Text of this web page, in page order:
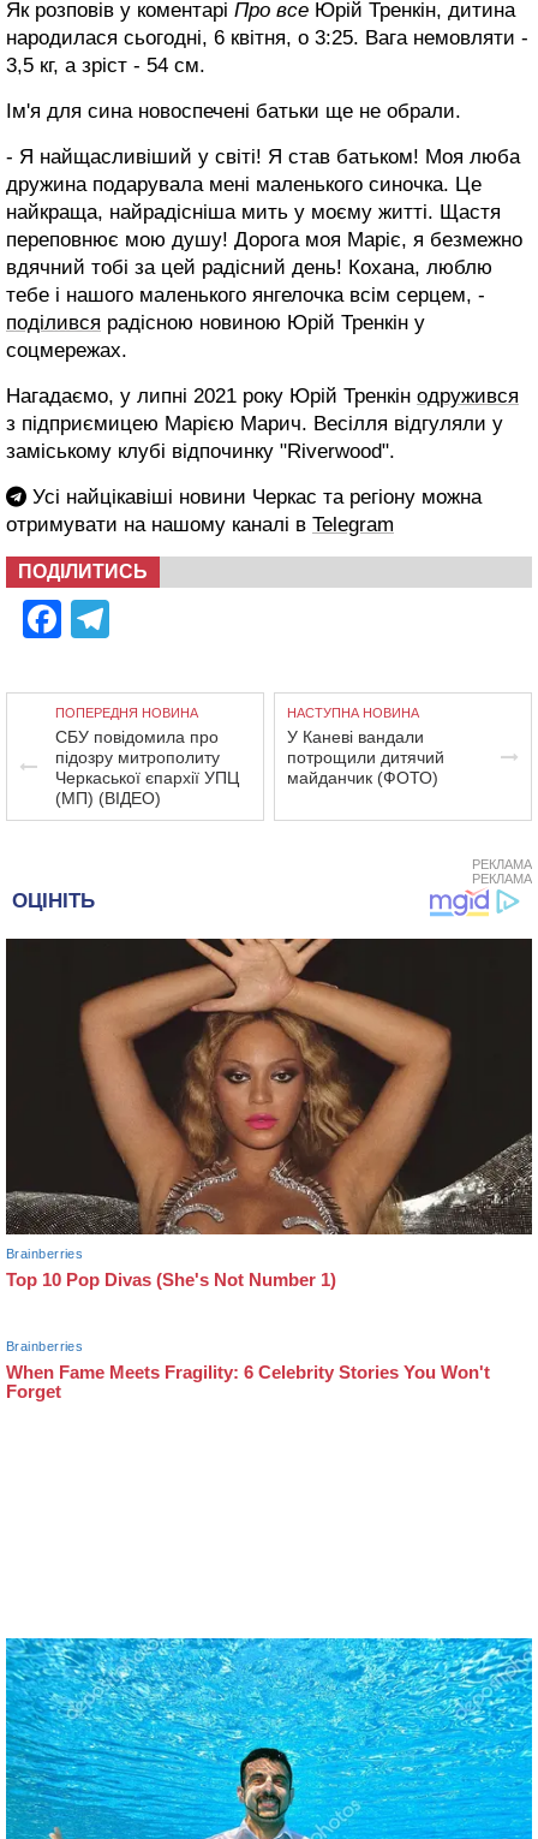
Як розповів у коментарі Про все Юрій Тренкін, дитина
народилася сьогодні, 6 квітня, о 3:25. Вага немовляти -
3,5 кг, а зріст - 54 см.
Ім'я для сина новоспечені батьки ще не обрали.
- Я найщасливіший у світі! Я став батьком! Моя люба
дружина подарувала мені маленького синочка. Це
найкраща, найрадісніша мить у моєму житті. Щастя
переповнює мою душу! Дорога моя Маріє, я безмежно
вдячний тобі за цей радісний день! Кохана, люблю
тебе і нашого маленького янгелочка всім серцем, -
поділився радісною новиною Юрій Тренкін у
соцмережах.
Нагадаємо, у липні 2021 року Юрій Тренкін одружився
з підприємицею Марією Марич. Весілля відгуляли у
заміському клубі відпочинку "Riverwood".
Усі найцікавіші новини Черкас та регіону можна
отримувати на нашому каналі в Telegram
ПОДІЛИТИСЬ
Facebook
ПОПЕРЕДНЯ НОВИНА
СБУ повідомила про
підозру митрополиту
Черкаської єпархії УПЦ
(МП) (ВІДЕО)
НАСТУПНА НОВИНА
У Каневі вандали
потрощили дитячий
майданчик (ФОТО)
РЕКЛАМА
РЕКЛАМА